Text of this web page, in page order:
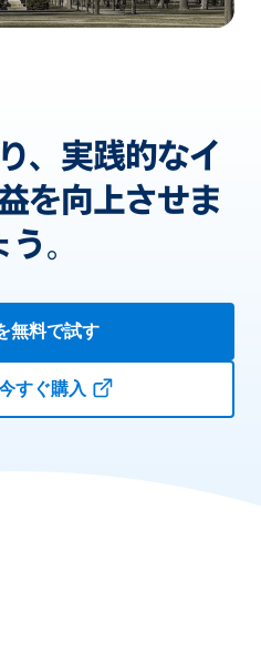
、実践的なイ
を向上させま
。
無料で試す
すぐ購入